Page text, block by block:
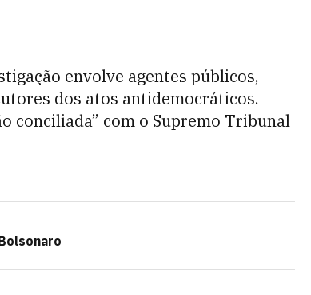
envolve agentes públicos,
dos atos antidemocráticos.
conciliada” com o Supremo Tribunal